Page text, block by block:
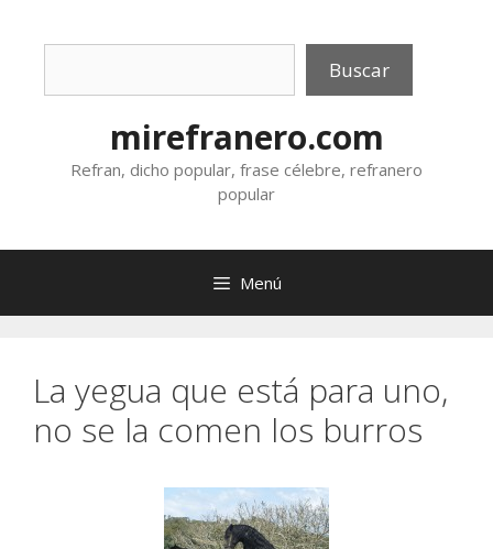
Buscar
mirefranero.com
Refran, dicho popular, frase célebre, refranero
popular
Menú
La yegua que está para uno,
no se la comen los burros